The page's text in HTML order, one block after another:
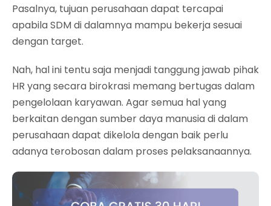
Pasalnya, tujuan perusahaan dapat tercapai
apabila SDM di dalamnya mampu bekerja sesuai
dengan target.
Nah, hal ini tentu saja menjadi tanggung jawab pihak
HR yang secara birokrasi memang bertugas dalam
pengelolaan karyawan. Agar semua hal yang
berkaitan dengan sumber daya manusia di dalam
perusahaan dapat dikelola dengan baik perlu
adanya terobosan dalam proses pelaksanaannya.